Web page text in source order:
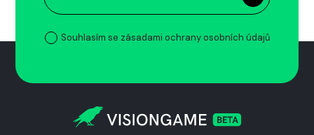
Souhlasím se zásadami ochrany osobních údajů